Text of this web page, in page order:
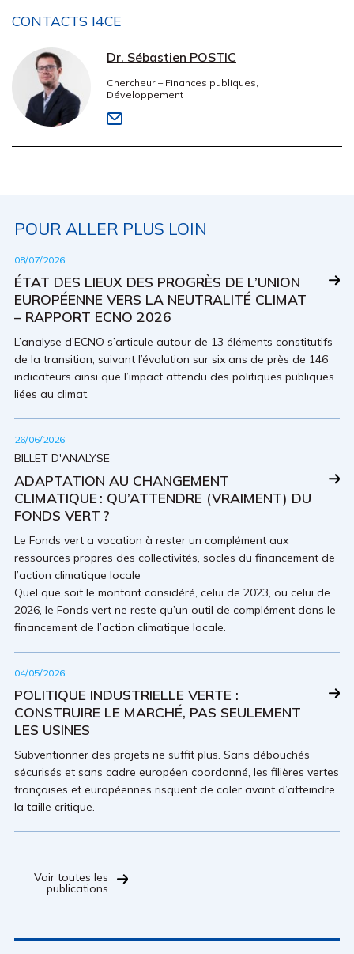
CONTACTS I4CE
Dr. Sébastien POSTIC
Chercheur – Finances publiques,
Développement
POUR ALLER PLUS LOIN
08/07/2026
ÉTAT DES LIEUX DES PROGRÈS DE L’UNION
EUROPÉENNE VERS LA NEUTRALITÉ CLIMAT
– RAPPORT ECNO 2026
L’analyse d’ECNO s’articule autour de 13 éléments constitutifs
de la transition, suivant l’évolution sur six ans de près de 146
indicateurs ainsi que l’impact attendu des politiques publiques
liées au climat.
26/06/2026
BILLET D'ANALYSE
ADAPTATION AU CHANGEMENT
CLIMATIQUE : QU’ATTENDRE (VRAIMENT) DU
FONDS VERT ?
Le Fonds vert a vocation à rester un complément aux
ressources propres des collectivités, socles du financement de
l’action climatique locale
Quel que soit le montant considéré, celui de 2023, ou celui de
2026, le Fonds vert ne reste qu’un outil de complément dans le
financement de l’action climatique locale.
04/05/2026
POLITIQUE INDUSTRIELLE VERTE :
CONSTRUIRE LE MARCHÉ, PAS SEULEMENT
LES USINES
Subventionner des projets ne suffit plus. Sans débouchés
sécurisés et sans cadre européen coordonné, les filières vertes
françaises et européennes risquent de caler avant d’atteindre
la taille critique.
Voir toutes les
publications